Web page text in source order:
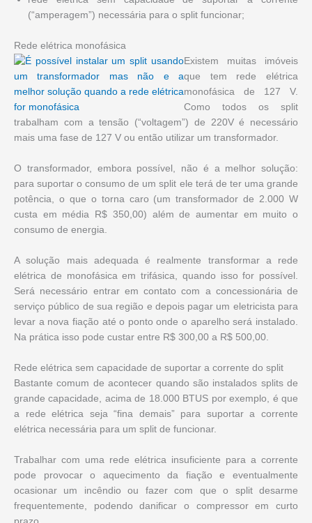
(“amperagem”) necessária para o split funcionar;
Rede elétrica monofásica
Existem muitas imóveis
que tem rede elétrica
monofásica de 127 V.
Como todos os split
trabalham com a tensão (“voltagem”) de 220V é necessário
mais uma fase de 127 V ou então utilizar um transformador.
O transformador, embora possível, não é a melhor solução:
para suportar o consumo de um split ele terá de ter uma grande
potência, o que o torna caro (um transformador de 2.000 W
custa em média R$ 350,00) além de aumentar em muito o
consumo de energia.
A solução mais adequada é realmente transformar a rede
elétrica de monofásica em trifásica, quando isso for possível.
Será necessário entrar em contato com a concessionária de
serviço público de sua região e depois pagar um eletricista para
levar a nova fiação até o ponto onde o aparelho será instalado.
Na prática isso pode custar entre R$ 300,00 a R$ 500,00.
Rede elétrica sem capacidade de suportar a corrente do split
Bastante comum de acontecer quando são instalados splits de
grande capacidade, acima de 18.000 BTUS por exemplo, é que
a rede elétrica seja “fina demais” para suportar a corrente
elétrica necessária para um split de funcionar.
Trabalhar com uma rede elétrica insuficiente para a corrente
pode provocar o aquecimento da fiação e eventualmente
ocasionar um incêndio ou fazer com que o split desarme
frequentemente, podendo danificar o compressor em curto